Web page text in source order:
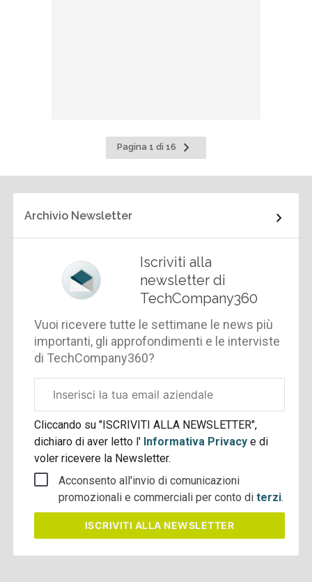
Pagina 1 di 16
Pagina
successiva
Archivio Newsletter
Iscriviti alla
newsletter di
TechCompany360
Vuoi ricevere tutte le settimane le news più
importanti, gli approfondimenti e le interviste
di TechCompany360?
aziendale
Cliccando su "ISCRIVITI ALLA NEWSLETTER",
dichiaro di aver letto l' Informativa Privacye di
voler ricevere la Newsletter.
Acconsento all'invio di comunicazioni
promozionali e commerciali per conto diterzi.
ISCRIVITI ALLA NEWSLETTER